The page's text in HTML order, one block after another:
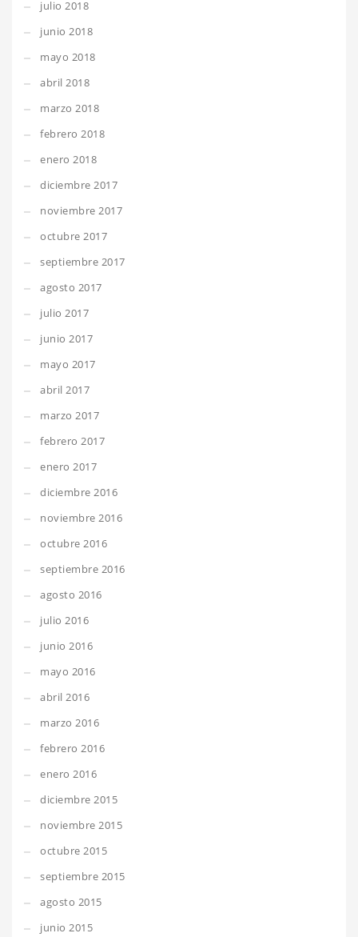
julio 2018
junio 2018
mayo 2018
abril 2018
marzo 2018
febrero 2018
enero 2018
diciembre 2017
noviembre 2017
octubre 2017
septiembre 2017
agosto 2017
julio 2017
junio 2017
mayo 2017
abril 2017
marzo 2017
febrero 2017
enero 2017
diciembre 2016
noviembre 2016
octubre 2016
septiembre 2016
agosto 2016
julio 2016
junio 2016
mayo 2016
abril 2016
marzo 2016
febrero 2016
enero 2016
diciembre 2015
noviembre 2015
octubre 2015
septiembre 2015
agosto 2015
junio 2015